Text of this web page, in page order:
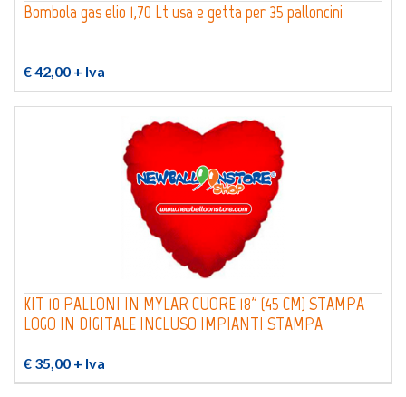
Bombola gas elio 1,70 Lt usa e getta per 35 palloncini
€ 42,00 + Iva
KIT 10 PALLONI IN MYLAR CUORE 18" (45 CM) STAMPA
LOGO IN DIGITALE INCLUSO IMPIANTI STAMPA
€ 35,00 + Iva